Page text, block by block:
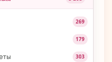
269
179
303